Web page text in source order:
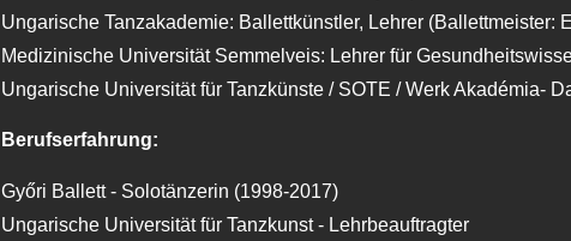
Ungarische Tanzakademie: Ballettkünstler, Lehrer (Ballettmeister:
Medizinische Universität Semmelveis: Lehrer für
Ungarische Universität für Tanzkünste / SOTE / Werk Akadémia-
Berufserfahrung:
Győri Ballett - Solotänzerin (1998-2017)
Ungarische Universität für Tanzkunst - Lehrbeauftragter